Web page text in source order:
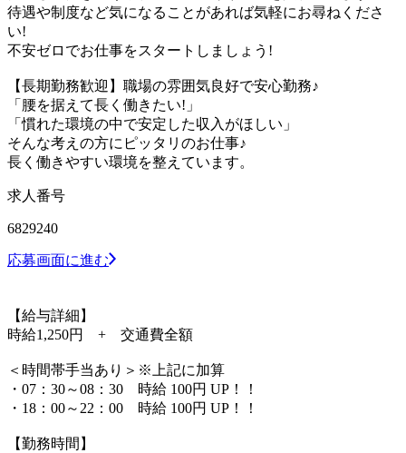
待遇や制度など気になることがあれば気軽にお尋ねくださ
い!
不安ゼロでお仕事をスタートしましょう!
【長期勤務歓迎】職場の雰囲気良好で安心勤務♪
「腰を据えて長く働きたい!」
「慣れた環境の中で安定した収入がほしい」
そんな考えの方にピッタリのお仕事♪
長く働きやすい環境を整えています。
求人番号
6829240
応募画面に進む
【給与詳細】
時給1,250円 + 交通費全額
＜時間帯手当あり＞※上記に加算
・07：30～08：30 時給 100円 UP！！
・18：00～22：00 時給 100円 UP！！
【勤務時間】